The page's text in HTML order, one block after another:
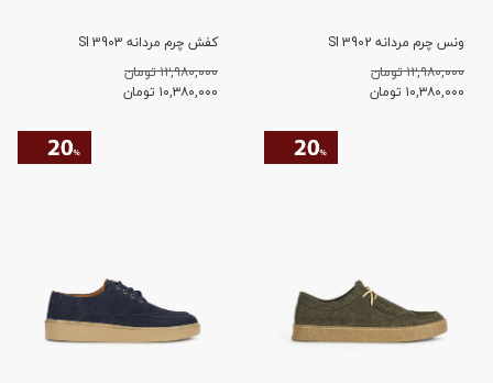
ونس چرم مردانه SI 3902
۱۲,۹۸۰,۰۰۰ تومان
۱۰,۳۸۰,۰۰۰ تومان
کفش چرم مردانه SI 3903
۱۲,۹۸۰,۰۰۰ تومان
۱۰,۳۸۰,۰۰۰ تومان